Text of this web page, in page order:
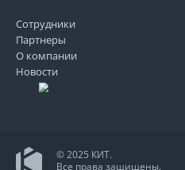
Сотрудники
Партнеры
О компании
Новости
© 2025 КИТ.
Все права защищены.